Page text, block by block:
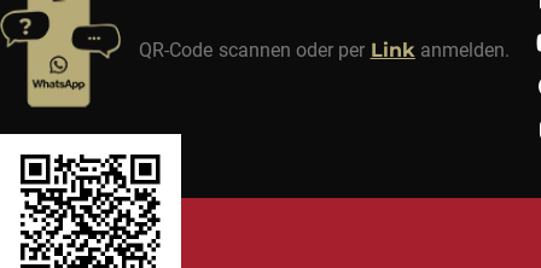
QR-Code scannen oder per Linkanmelden.